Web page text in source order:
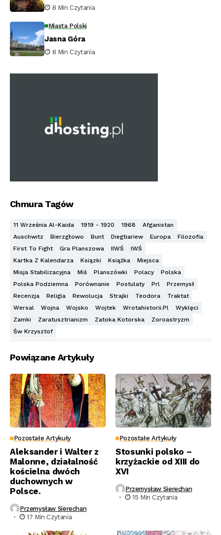
8 Min Czytania
Miasta Polski
Jasna Góra
8 Min Czytania
Chmura Tagów
11 Września Al-Kaida 1919 - 1920 1968
Afganistan
Auschwitz
Bierzgłowo Bunt Diegtiariew Europa
Filozofia
First To Fight
Gra Planszowa IIWŚ
IWŚ
Kartka Z Kalendarza
Ksiązki Książka
Miejsca
Misja Stabilizacyjna
Miś Planszówki Polacy
Polska
Polska Podziemna
Porównanie Postulaty Prl
Przemysł
Recenzja
Religia Rewolucja Strajki Teodora
Traktat
Wersal
Wojna Wojsko Wojtek Wrotahistorii.pl
Wyklęci
Zamki
Zaratusztrianizm Zatoka Kotorska
Zoroastryzm
Św Krzysztof
Powiązane Artykuły
Pozostałe Artykuły
Aleksander i Walter z
Malonne, działalność
kościelna dwóch
duchownych w
Polsce.
Przemysław Sierechan
17 Min Czytania
Pozostałe Artykuły
Stosunki polsko –
krzyżackie od XIII do
XVI
Przemysław Sierechan
15 Min Czytania